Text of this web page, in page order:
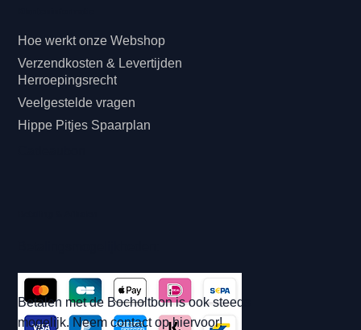
Hoe werkt onze Webshop
Veelgestelde vragen
Verzendkosten & Levertijden
Herroepingsrecht
Hippe Pitjes Spaarplan
Betalen met de Bocholtbon is ook steeds
mogelijk. Neem contact op hiervoor!